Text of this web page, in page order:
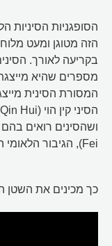
הסופגניות הסיניות
הזה מטוגן ומעט
בקריעה לאורך.
מספרים שהיא
המסורת הסינית
Fei), הגיבור הלאומי הסיני.
כך מכינים את השטן